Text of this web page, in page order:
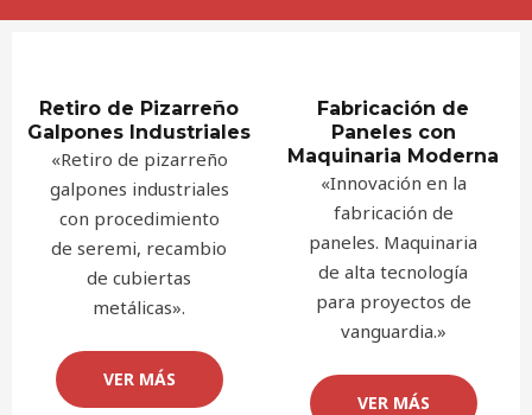
Retiro de Pizarreño
Galpones Industriales
«Retiro de pizarreño
galpones industriales
con procedimiento
de seremi, recambio
de cubiertas
metálicas».
VER MÁS
Fabricación de
Paneles con
Maquinaria Moderna
«Innovación en la
fabricación de
paneles. Maquinaria
de alta tecnología
para proyectos de
vanguardia.»
VER MÁS